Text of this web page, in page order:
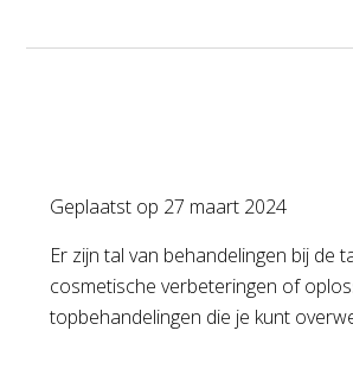
Geplaatst op 27 maart 2024
Er zijn tal van behandelingen bij
cosmetische verbeteringen of
topbehandelingen die je kunt